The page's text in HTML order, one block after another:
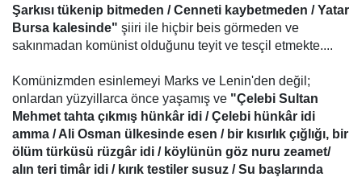
Şarkısı tükenip bitmeden / Cenneti kaybetmeden / Yatar
Bursa kalesinde" şiiri ile hiçbir beis görmeden ve
sakınmadan komünist olduğunu teyit ve tesçil etmekte....
Komünizmden esinlemeyi Marks ve Lenin'den değil;
onlardan yüzyillarca önce yaşamış ve "Çelebi Sultan
Mehmet tahta çıkmış hünkâr idi / Çelebi hünkâr idi
amma / Ali Osman ülkesinde esen / bir kısırlık çığlığı, bir
ölüm türküsü rüzgâr idi / köylünün göz nuru zeamet/
alın teri timâr idi / kırık testiler susuz / Su başlarında